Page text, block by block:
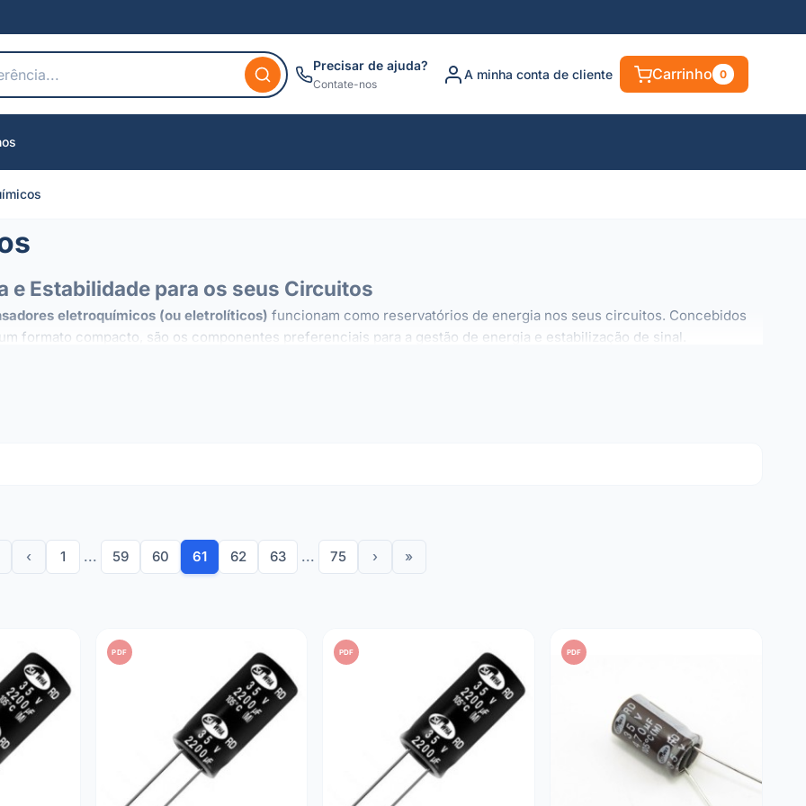
Precisar de ajuda?
Contate-nos
A minha conta de cliente Carrinho 0
Estabilidade para os seus Circuitos
eletroquímicos (ou eletrolíticos) funcionam como reservatórios de energia nos seus circuitos. Concebidos
formato compacto, são os componentes preferenciais para a gestão de energia e estabilização de sinal.
CC enquanto permite a passagem de sinais CA.
a fiabilidade e a longevidade do seu equipamento graças às rigorosas especificações técnicas:
(µF) para satisfazer todas as necessidades de armazenamento.
apolaridade
indicada na embalagem e escolha uma tensão de trabalho (V) pelo menos 20% superior à tensão real
‹ 1 ... 59 60 61 62 63 ... 75 › »
PDF PDF PDF